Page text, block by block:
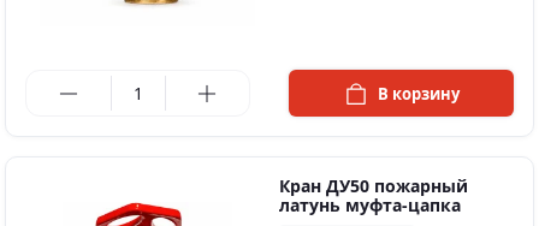
В корзину
Кран ДУ50 пожарный
латунь муфта-цапка